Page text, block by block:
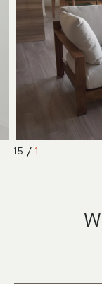
MEITO
名東店
15 /1